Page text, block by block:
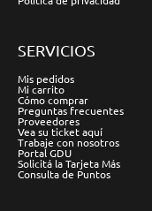
SERVICIOS
Mis pedidos
Mi carrito
Cómo comprar
Preguntas frecuentes
Proveedores
Vea su ticket aquí
Trabaje con nosotros
Portal GDU
Solicitá la Tarjeta Más
Consulta de Puntos